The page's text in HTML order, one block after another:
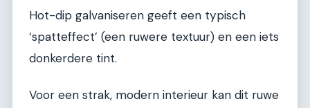
Hot-dip galvaniseren geeft een typisch
‘spatteffect’ (een ruwere textuur) en een iets
donkerdere tint.
Voor een strak, modern interieur kan dit ruwe